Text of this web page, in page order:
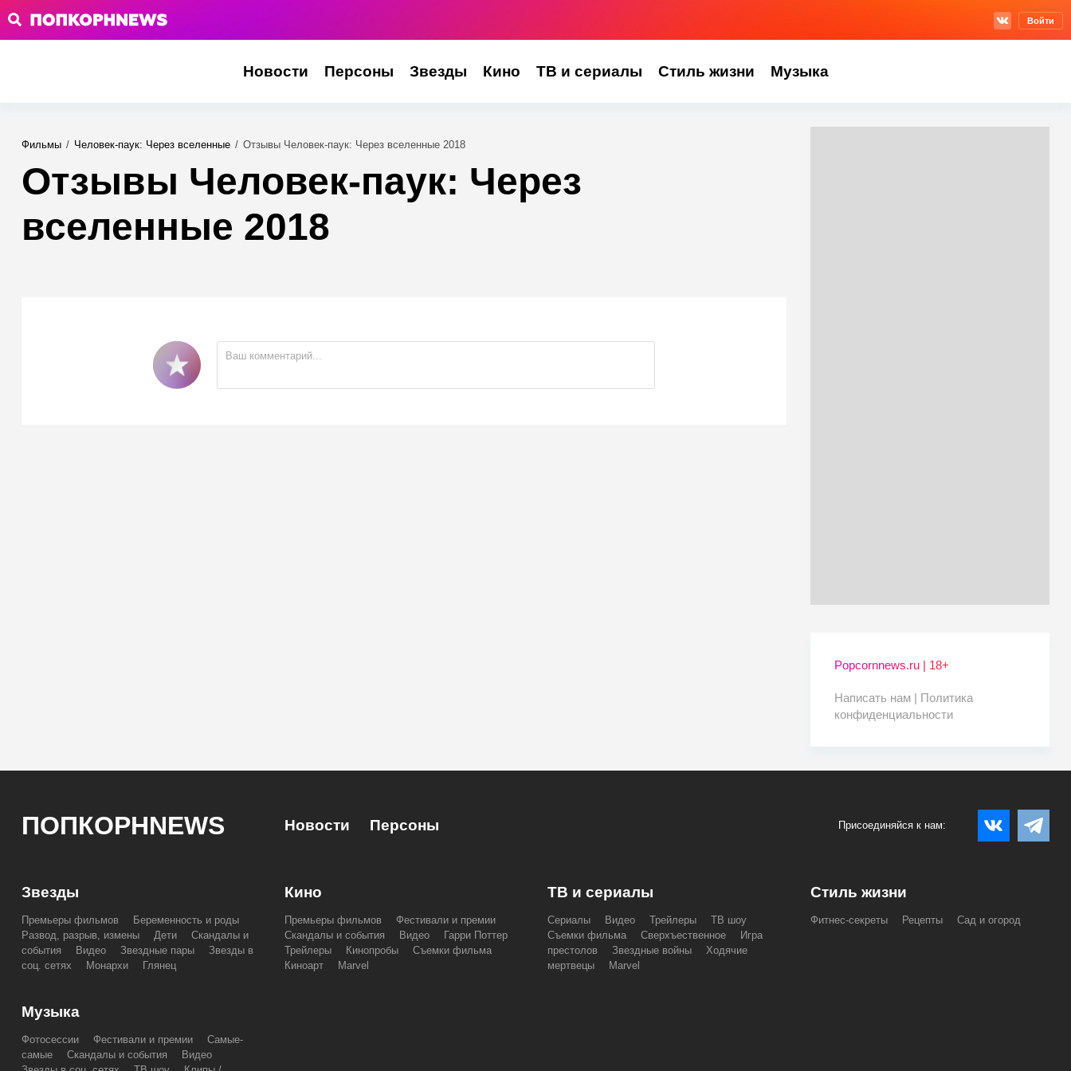
Войти
Новости Персоны Звезды Кино ТВ и сериалы Стиль жизни Музыка
Фильмы / Человек-паук: Через вселенные / Отзывы Человек-паук: Через вселенные 2018
Отзывы Человек-паук: Через
вселенные 2018
Popcornnews.ru | 18+
Написать нам | Политика
конфиденциальности
ПОПКОРНNEWS Новости Персоны Присоединяйся к нам:
Звезды
Премьеры фильмов
Беременность и роды
Развод, разрыв, измены
Дети
Скандалы и
события
Видео Звездные пары
Звезды в
соц. сетях
Монархи Глянец
Кино
Премьеры фильмов
Фестивали и премии
Скандалы и события
Видео
Гарри Поттер
Трейлеры
Кинопробы
Съемки фильма
Киноарт
Marvel
ТВ и сериалы
Сериалы Видео Трейлеры
ТВ шоу
Съемки фильма
Сверхъественное
Игра
престолов
Звездные войны
Ходячие
мертвецы
Marvel
Стиль жизни
Фитнес-секреты Рецепты Сад и огород
Музыка
Фотосессии Фестивали и премии
Самые-
самые
Скандалы и события
Видео